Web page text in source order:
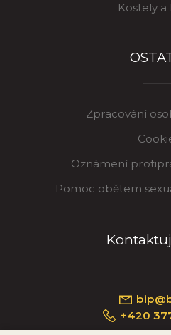
Kostely a
Zpracování
Oznámení
Pomoc obětem
+420